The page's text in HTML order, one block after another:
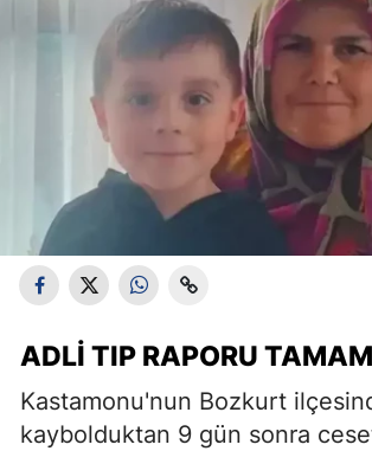
ADLI TIP RAPORU
Kastamonu'nun Bozkurt
kaybolduktan 9 gün sonra